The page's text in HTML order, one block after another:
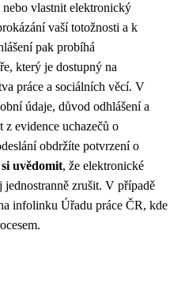
vlastnit elektronický
vaší totožnosti a k
pak probíhá
který je dostupný na
práce a sociálních věcí. V
údaje, důvod odhlášení a
z evidence uchazečů o
obdržíte potvrzení o
uvědomit, že elektronické
jednostranně zrušit. V případě
infolinku Úřadu práce ČR, kde